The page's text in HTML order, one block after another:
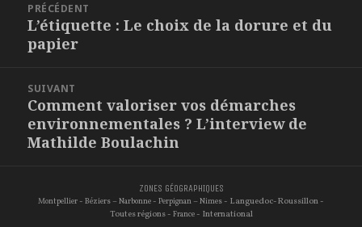
PRÉCÉDENT
Article
précédent :
L’étiquette : Le choix de la dorure et du
papier
SUIVANT
Article
suivant :
Comment valoriser vos démarches
environnementales ? L’interview de
Mathilde Boulachin
ZONES GÉOGRAPHIQUES
Montpellier - Béziers –Narbonne - Perpignan –Nimes - Languedoc-Roussillon -
Toutes régions - France- International